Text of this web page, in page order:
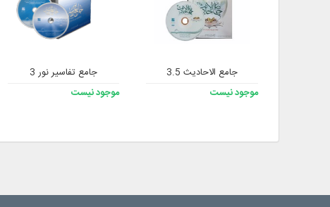
جامع الاحادیث 3.5
موجود نیست
جامع تفاسیر نور 3
موجود نیست